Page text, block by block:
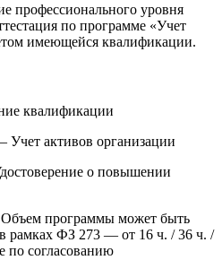
профессионального уровня
по программе «Учет
имеющейся квалификации.
квалификации
Учет активов организации
о повышении
Объем программы может быть
рамках ФЗ 273 — от 16 ч. / 36 ч. /
по согласованию